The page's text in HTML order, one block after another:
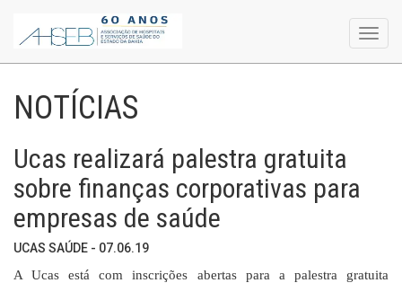
NOTÍCIAS
Ucas realizará palestra gratuita
sobre finanças corporativas para
empresas de saúde
UCAS SAÚDE - 07.06.19
A Ucas está com inscrições abertas para a palestra gratuita